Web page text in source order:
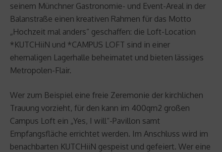
seinem Münchner Gastronomie- und Event-Areal in der
Balanstraße einen kreativen Rahmen für das Motto
„Hochzeit mal anders“ geschaffen: die Loft-Location
*KUTCHiiN und *CAMPUS LOFT sind in einer
ehemaligen Lagerhalle beheimatet und bieten lässiges
Metropolen-Flair.
Wer zum Beispiel eine freie Zeremonie der kirchlichen
Trauung vorzieht, für den kann im 400qm2 großen
Campus Loft ein „Yes, I will“-Pavillon samt
Empfangsfläche errichtet werden. Im Anschluss wird im
benachbarten KUTCHiiN gespeist und gefeiert. Wer eine